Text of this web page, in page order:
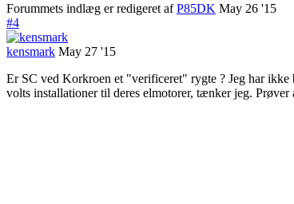
Forummets indlæg er redigeret afP85DK May 26 '15
#4
kensmark May 27 '15
Er SC ved Korkroen et "verificeret" rygte ? Jeg har ikke
volts installationer til deres elmotorer, tænker jeg.